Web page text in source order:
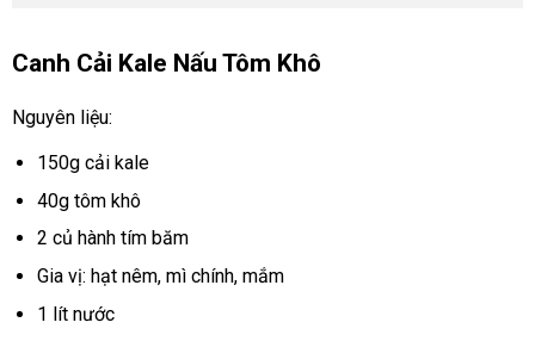
Canh Cải Kale Nấu Tôm Khô
Nguyên liệu:
150g cải kale
40g tôm khô
2 củ hành tím băm
Gia vị: hạt nêm, mì chính, mắm
1 lít nước